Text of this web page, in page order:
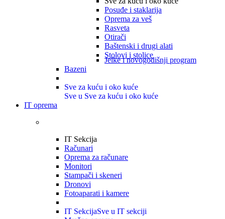
Posuđe i staklarija
Oprema za veš
Rasveta
Otirači
Baštenski i drugi alati
Stolovi i stolice
Jelke i novogodišnji program
Bazeni
Sve za kuću i oko kuće
Sve u Sve za kuću i oko kuće
IT oprema
IT Sekcija
Računari
Oprema za računare
Monitori
Stampači i skeneri
Dronovi
Fotoaparati i kamere
IT SekcijaSve u IT sekciji